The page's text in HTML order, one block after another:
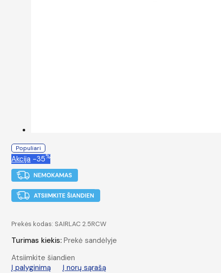
Populiari
Akcija -35%
Prekės kodas: SAIRLAC 2.5RCW
Turimas kiekis: Prekė sandėlyje
Atsiimkite šiandien
Į palyginimą
Į norų sąrašą